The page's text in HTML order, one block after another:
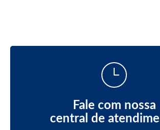
Fale com nossa
central de